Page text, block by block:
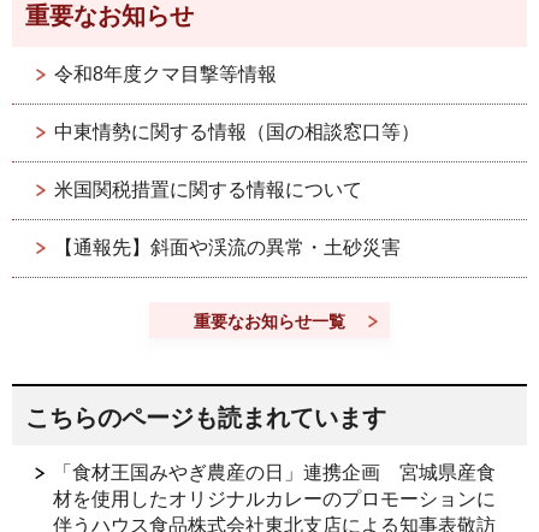
重要なお知らせ
令和8年度クマ目撃等情報
中東情勢に関する情報（国の相談窓口等）
米国関税措置に関する情報について
【通報先】斜面や渓流の異常・土砂災害
重要なお知らせ一覧
こちらのページも読まれています
「食材王国みやぎ農産の日」連携企画 宮城県産食
材を使用したオリジナルカレーのプロモーションに
伴うハウス食品株式会社東北支店による知事表敬訪